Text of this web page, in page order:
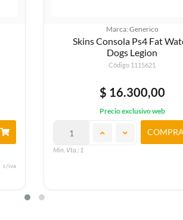
c/iva
Marca: Generico
Skins Consola Ps4 Fat
Dogs Legion
Código 1115621
$ 16.300,00
Precio exclusivo web
Min. Vta.: 1